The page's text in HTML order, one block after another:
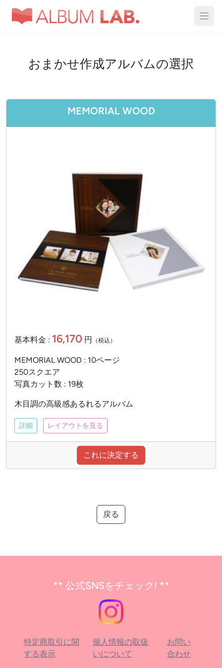
おまかせ作成アルバムの選択
MEMORIAL WOOD
基本料金 : 16,170 円 （税込）
MEMORIAL WOOD : 10ページ
250スクエア
写真カット数 : 19枚
木目調の高級感あるれるアルバム
詳細 レイアウトを見る
これに決定する
戻る
** 公式SNSをチェック! **
特定商取引に関
する表示
個人情報の取扱
いについて
お問い
合わせ